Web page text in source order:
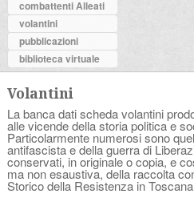
combattenti Alleati
volantini
pubblicazioni
biblioteca virtuale
Volantini
La banca dati scheda volantini
alle vicende della storia politica e
Particolarmente numerosi sono
antifascista e della guerra di
conservati, in originale o copia, e
ma non esaustiva, della raccolta
Storico della Resistenza in